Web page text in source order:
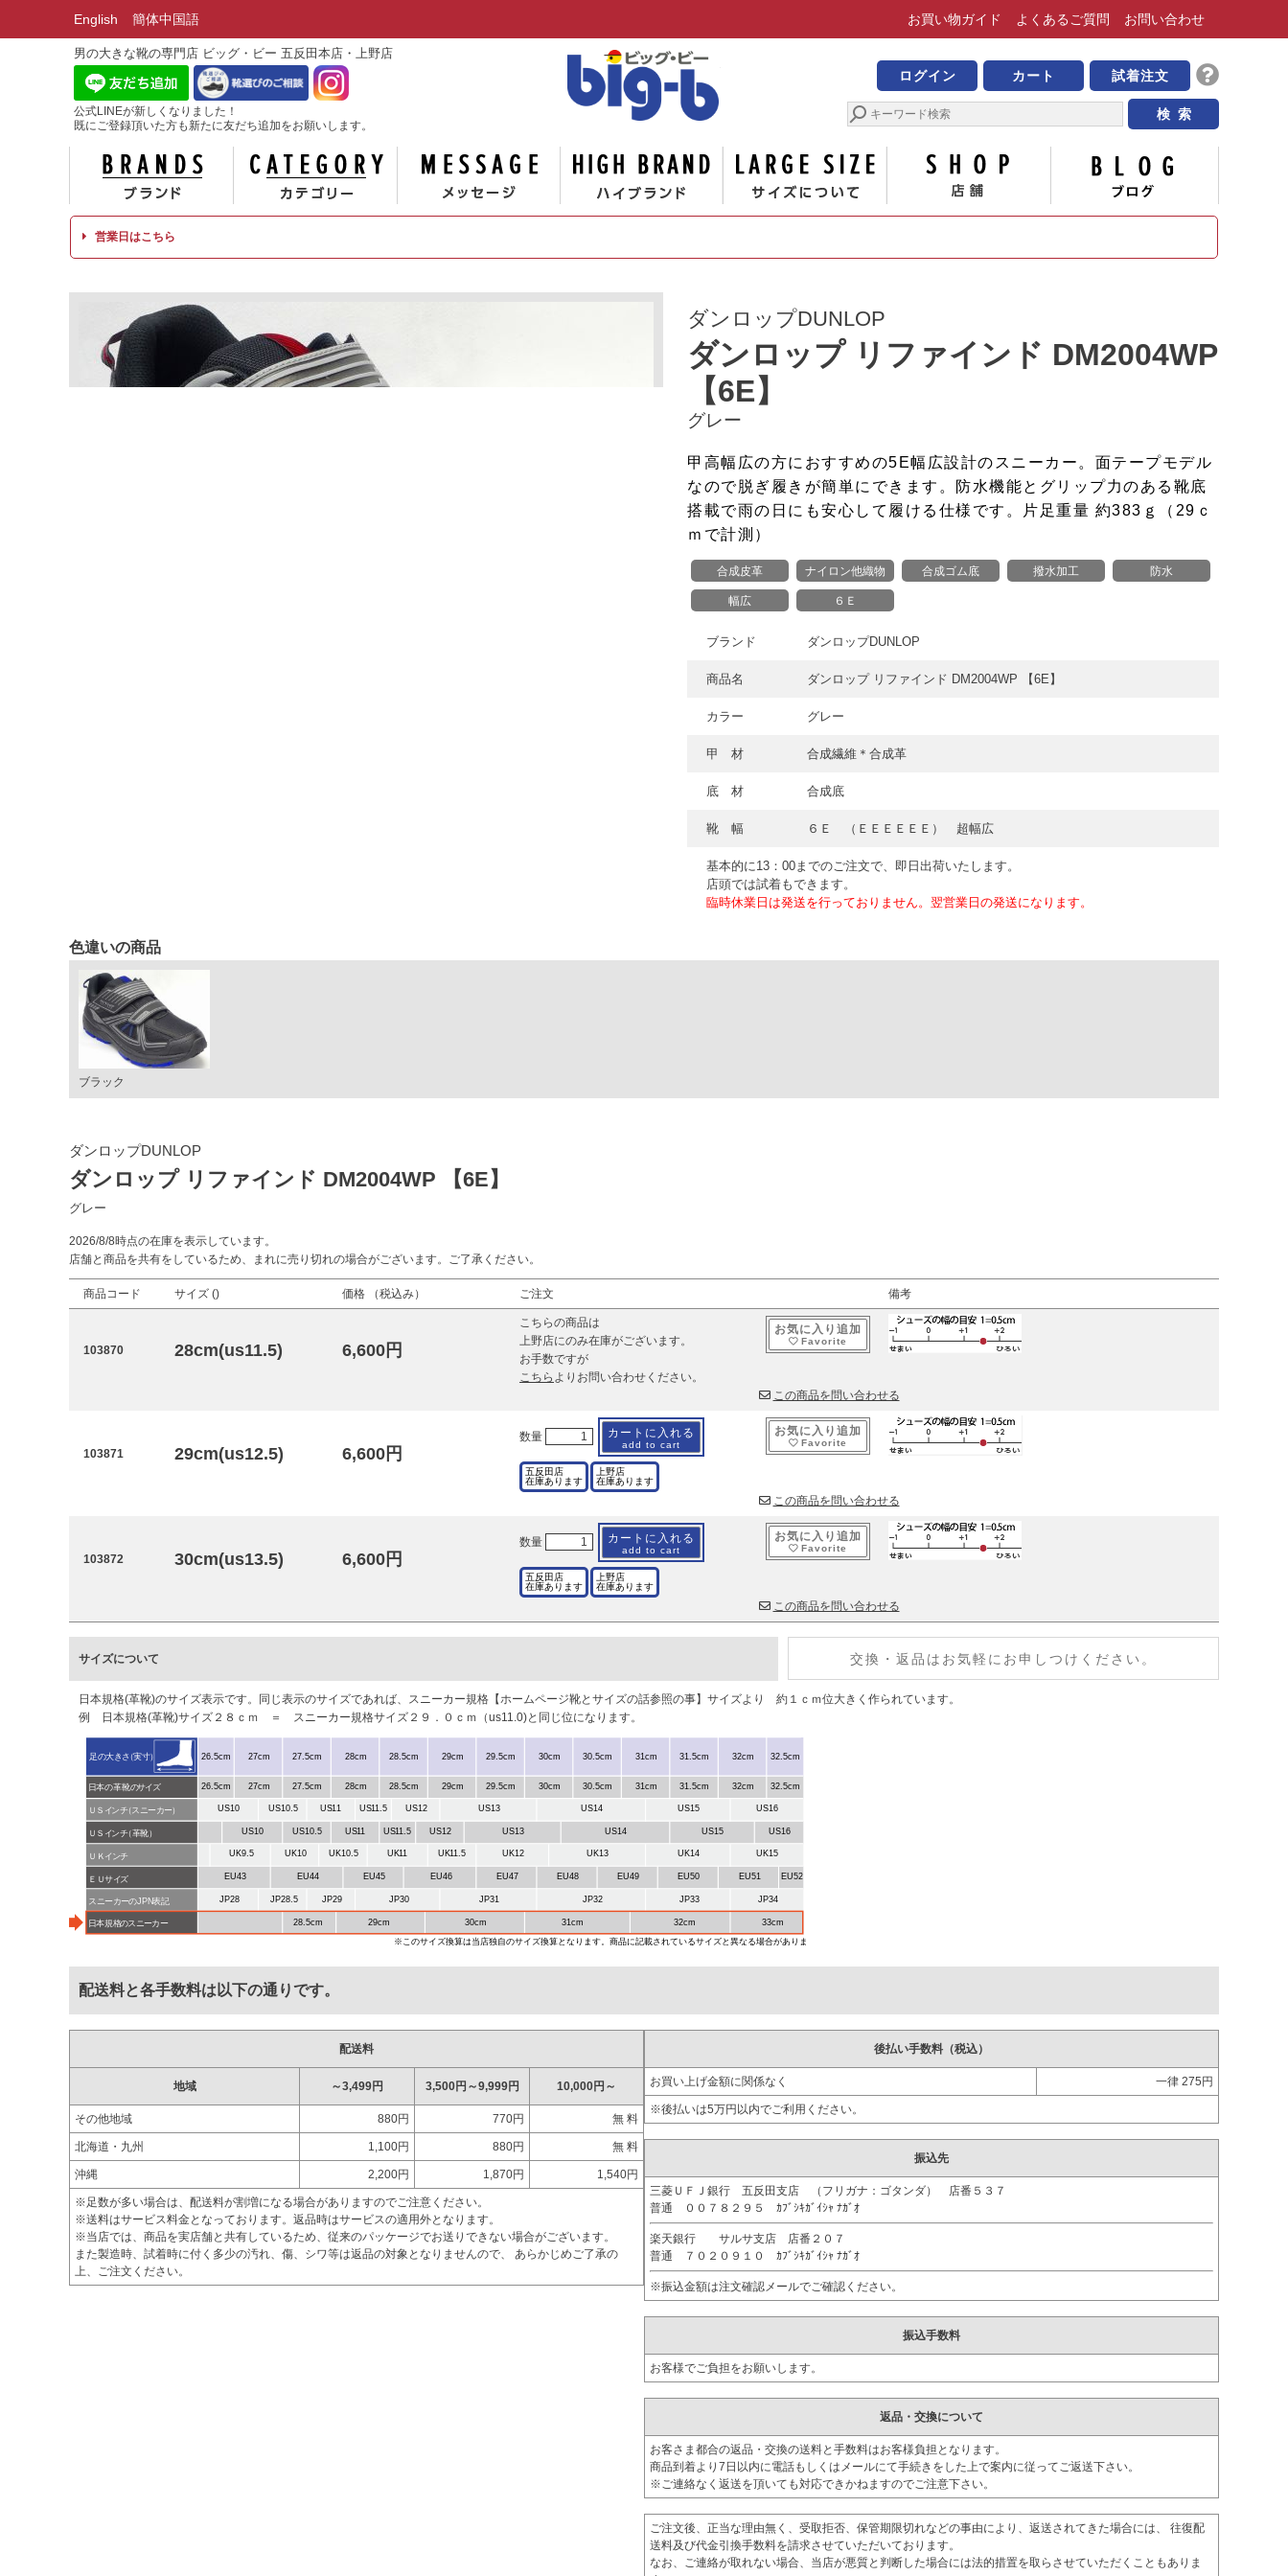
English 簡体中国語 お買い物ガイド よくある ご質問 お問い合わせ
男の大きな靴の専門店 ビッグ・ビー 五反田本店・上野店
公式LINEが新しくなりました！
既にご登録頂いた方も新たに友だち追加をお願いします。
男の大きな靴の専門店 ビッグ・ビー
ログイン カート 試着注文
ブランド カテゴリー メッセージ ハイブランド サイズについて
営業日はこちら
ダンロップDUNLOP
ダンロップ リファインド DM2004WP
【6E】
グレー
甲高幅広の方におすすめの5E幅広設計のスニーカー。面テープモデル
なので脱ぎ履きが簡単にできます。防水機能とグリップ力のある靴底
搭載で雨の日にも安心して履ける仕様です。片足重量 約383ｇ（29ｃ
ｍで計測）
合成皮革 ナイロン他織物 合成ゴム底 撥水加工 防水
幅広 ６Ｅ
ブランド ダンロップDUNLOP
商品名 ダンロップ リファインド DM2004WP 【6E】
カラー グレー
甲 材 合成繊維＊合成革
底 材 合成底
靴 幅 ６Ｅ （ＥＥＥＥＥＥ） 超幅広
基本的に13：00までのご注文で、即日出荷いたします。
店頭では試着もできます。
臨時休業日は発送を行っておりません。翌営業日の発送になります。
色違いの商品
ブラック
ダンロップDUNLOP
ダンロップ リファインド DM2004WP 【6E】
グレー
2026/8/8時点の在庫を表示しています。
店舗と商品を共有をしているため、まれに売り切れの場合がございます。ご了承ください。
商品コード サイズ () 価格 （税込み） ご注文 備考
103870 28cm(us11.5) 6,600円
こちらの商品は
上野店にのみ在庫がございます。
お手数ですが
こちら よりお問い合わせください。
お気に入り追加
Favorite
この商品を問い合わせる
103871 29cm(us12.5) 6,600円
数量 カートに入れる
add to cart
五反田店
在庫あります
上野店
在庫あります
お気に入り追加
Favorite
この商品を問い合わせる
103872 30cm(us13.5) 6,600円
数量 カートに入れる
add to cart
五反田店
在庫あります
上野店
在庫あります
お気に入り追加
Favorite
この商品を問い合わせる
サイズについて 交換・返品はお気軽にお申しつけください。
日本規格(革靴)のサイズ表示です。同じ表示のサイズであれば、スニーカー規格【ホームページ靴とサイズの話参照の事】サイズより 約１ｃｍ位大きく作られています。
例 日本規格(革靴)サイズ２８ｃｍ ＝ スニーカー規格サイズ２９．０ｃｍ（us11.0)と同じ位になります。
配送料と各手数料は以下の通りです。
配送料
地域 ～3,499円 3,500円～9,999円 10,000円～
その他地域 880円 770円 無 料
北海道・九州 1,100円 880円 無 料
沖縄 2,200円 1,870円 1,540円
※足数が多い場合は、配送料が割増になる場合がありますのでご注意ください。
※送料はサービス料金となっております。返品時はサービスの適用外となります。
※当店では、商品を実店舗と共有しているため、従来のパッケージでお送りできない場合がございます。
また製造時、試着時に付く多少の汚れ、傷、シワ等は返品の対象となりませんので、 あらかじめご了承の
上、ご注文ください。
後払い手数料（税込）
お買い上げ金額に関係なく 一律 275円
※後払いは5万円以内でご利用ください。
振込先
三菱ＵＦＪ銀行 五反田支店 （フリガナ：ゴタンダ） 店番５３７
普通 ００７８２９５ ｶﾌﾞｼｷｶﾞｲｼｬ ﾅｶﾞｵ
楽天銀行 サルサ支店 店番２０７
普通 ７０２０９１０ ｶﾌﾞｼｷｶﾞｲｼｬ ﾅｶﾞｵ
※振込金額は注文確認メールでご確認ください。
振込手数料
お客様でご負担をお願いします。
返品・交換について
お客さま都合の返品・交換の送料と手数料はお客様負担となります。
商品到着より7日以内に電話もしくはメールにて手続きをした上で案内に従ってご返送下さい。
※ご連絡なく返送を頂いても対応できかねますのでご注意下さい。
ご注文後、正当な理由無く、受取拒否、保管期限切れなどの事由により、返送されてきた場合には、 往復配
送料及び代金引換手数料を請求させていただいております。
なお、ご連絡が取れない場合、当店が悪質と判断した場合には法的措置を取らさせていただくこともありま